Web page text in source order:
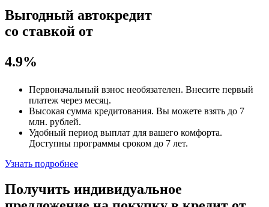
Выгодный автокредит
со ставкой от
4.9%
Первоначальный взнос необязателен. Внесите первый
платеж через месяц.
Высокая сумма кредитования. Вы можете взять до 7
млн. рублей.
Удобный период выплат для вашего комфорта.
Доступны программы сроком до 7 лет.
Узнать подробнее
Получить индивидуальное